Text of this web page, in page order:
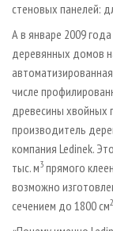
стеновых панелей:
А в январе 2009
деревянных домов
числе
древесины хвойных
производитель
компания Ledinek.
тыс. м3 прямого
возможно
сечением до 1800 см2